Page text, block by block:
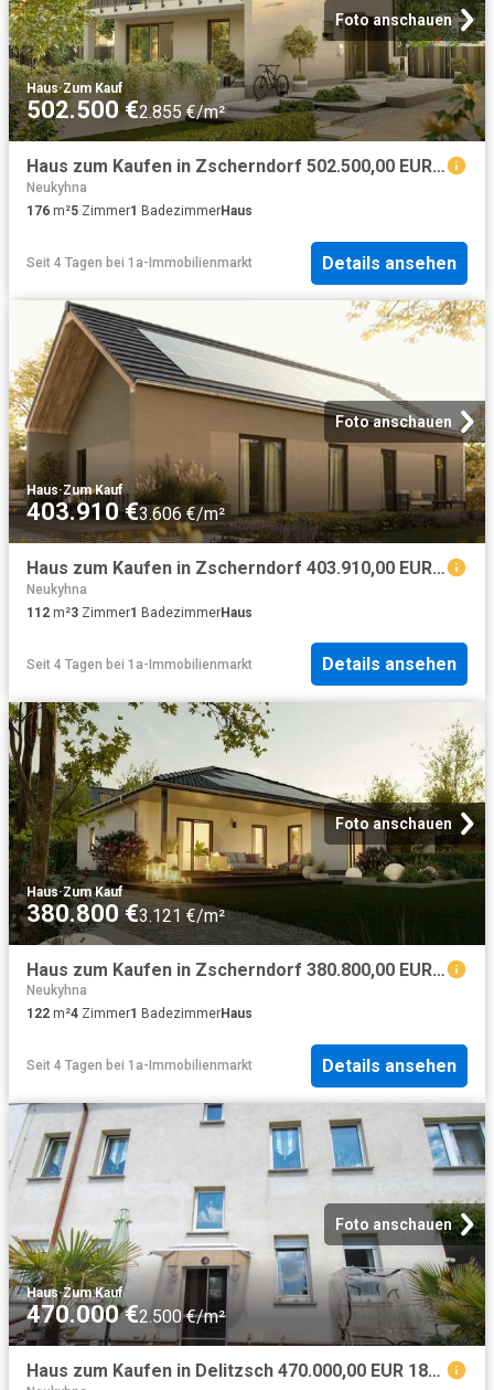
Foto anschauen
Haus·Zum Kauf
502.500 €2.855 €/m²
Haus zum Kaufen in Zscherndorf 502.500,00 EUR 176 m²
Neukyhna
176 m²5 Zimmer1 BadezimmerHaus
Seit 4 Tagen bei 1a-Immobilienmarkt Details ansehen
Foto anschauen
Haus·Zum Kauf
403.910 €3.606 €/m²
Haus zum Kaufen in Zscherndorf 403.910,00 EUR 112 m²
Neukyhna
112 m²3 Zimmer1 BadezimmerHaus
Seit 4 Tagen bei 1a-Immobilienmarkt Details ansehen
Foto anschauen
Haus·Zum Kauf
380.800 €3.121 €/m²
Haus zum Kaufen in Zscherndorf 380.800,00 EUR 122 m²
Neukyhna
122 m²4 Zimmer1 BadezimmerHaus
Seit 4 Tagen bei 1a-Immobilienmarkt Details ansehen
Foto anschauen
Haus·Zum Kauf
470.000 €2.500 €/m²
Haus zum Kaufen in Delitzsch 470.000,00 EUR 188.27 m²